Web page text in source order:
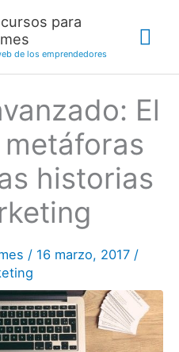
para
de los emprendedores
El
historias
/ 16 marzo, 2017 /